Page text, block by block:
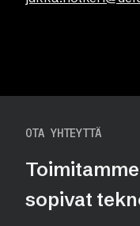
OTA YHTEYTTÄ
sopivat